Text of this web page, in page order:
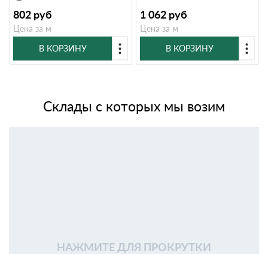
802 руб
Цена за м
В КОРЗИНУ
1 062 руб
Цена за м
В КОРЗИНУ
Склады с которых мы возим
НАЖМИТЕ ДЛЯ ПРОКРУТКИ